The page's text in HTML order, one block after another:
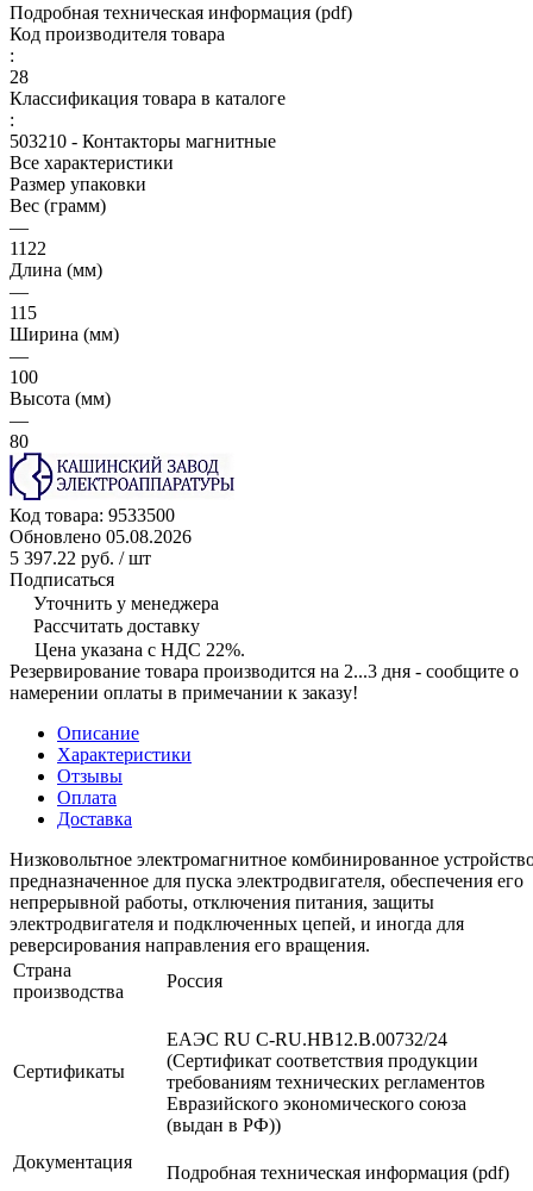
Подробная техническая информация (pdf)
Код производителя товара
:
28
Классификация товара в каталоге
:
503210 - Контакторы магнитные
Все характеристики
Размер упаковки
Вес (грамм)
—
1122
Длина (мм)
—
115
Ширина (мм)
—
100
Высота (мм)
—
80
Код товара: 9533500
Обновлено 05.08.2026
5 397.22 руб. / шт
Подписаться
Уточнить у менеджера
Рассчитать доставку
Цена указана с НДС 22%.
Резервирование товара производится на 2...3 дня - сообщите о
намерении оплаты в примечании к заказу!
Описание
Характеристики
Отзывы
Оплата
Доставка
Низковольтное электромагнитное комбинированное
предназначенное для пуска электродвигателя, обеспечения его
непрерывной работы, отключения питания, защиты
электродвигателя и подключенных цепей, и иногда для
реверсирования направления его вращения.
Страна
производства
Россия
Сертификаты
ЕАЭС RU С-RU.НВ12.В.00732/24
(Сертификат соответствия продукции
требованиям технических регламентов
Евразийского экономического союза
(выдан в РФ))
Документация
Подробная техническая информация (pdf)